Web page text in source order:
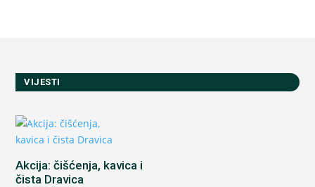
VIJESTI
Akcija: čišćenja, kavica i
čista Dravica